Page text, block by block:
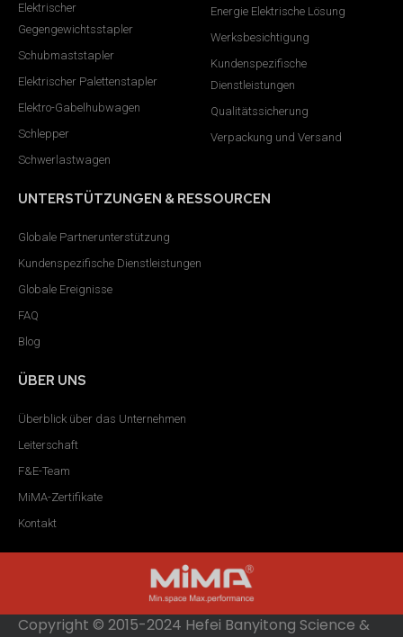
Elektrischer
Gegengewichtsstapler
Schubmaststapler
Elektrischer Palettenstapler
Elektro-Gabelhubwagen
Schlepper
Schwerlastwagen
Energie Elektrische Lösung
Werksbesichtigung
Kundenspezifische
Dienstleistungen
Qualitätssicherung
Verpackung und Versand
UNTERSTÜTZUNGEN & RESSOURCEN
Globale Partnerunterstützung
Kundenspezifische Dienstleistungen
Globale Ereignisse
FAQ
Blog
ÜBER UNS
Überblick über das Unternehmen
Leiterschaft
F&E-Team
MiMA-Zertifikate
Kontakt
Copyright © 2015-2024 Hefei Banyitong Science &